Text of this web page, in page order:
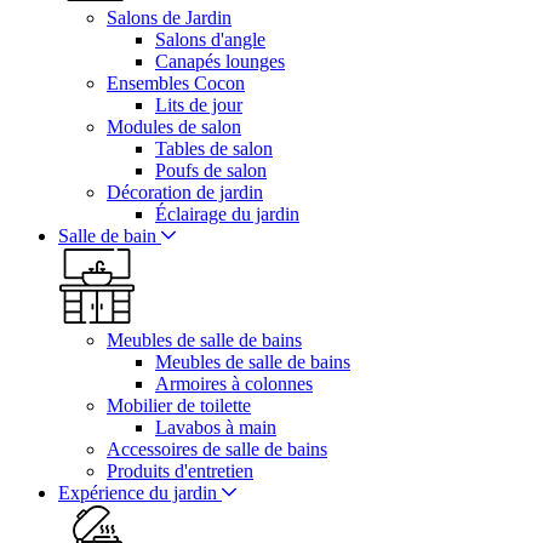
Salons de Jardin
Salons d'angle
Canapés lounges
Ensembles Cocon
Lits de jour
Modules de salon
Tables de salon
Poufs de salon
Décoration de jardin
Éclairage du jardin
Salle de bain
Meubles de salle de bains
Meubles de salle de bains
Armoires à colonnes
Mobilier de toilette
Lavabos à main
Accessoires de salle de bains
Produits d'entretien
Expérience du jardin